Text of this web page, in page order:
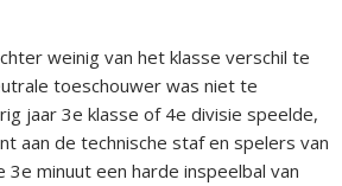
weinig van het klasse verschil te
toeschouwer was niet te
jaar 3e klasse of 4e divisie speelde,
aan de technische staf en spelers van
3e minuut een harde inspeelbal van